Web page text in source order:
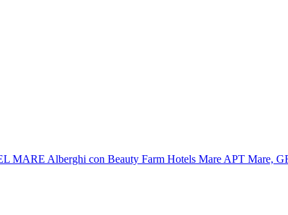
MARE Alberghi con Beauty Farm Hotels Mare APT